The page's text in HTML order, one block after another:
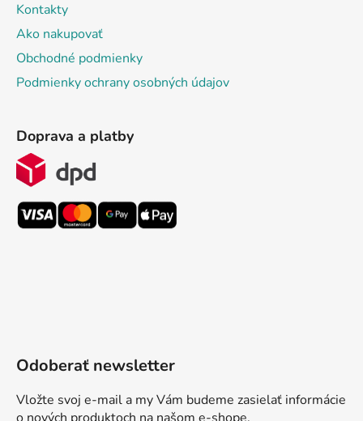
Kontakty
Ako nakupovať
Obchodné podmienky
Podmienky ochrany osobných údajov
Doprava a platby
Odoberať newsletter
Vložte svoj e-mail a my Vám budeme zasielať informácie